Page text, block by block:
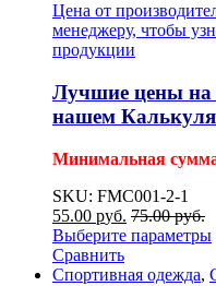
Цена от
менеджеру, чтобы
продукции
Лучшие цены на
нашем
Минимальная сумма
SKU: FMC001-2-1
55.00 руб. 75.00руб.
Выберите параметры
Сравнить
Спортивная одежда,